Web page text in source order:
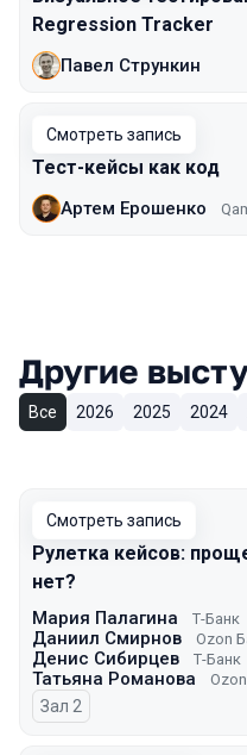
Regression Tracker
Павел Стрункин
Смотреть запись
Тест-кейсы как код
Артем Ерошенко
Другие
Все 2026 2025 2024
Смотреть запись
Рулетка кейсов:
нет?
Мария Палагина Т-Банк
Даниил Смирнов Ozon
Денис Сибирцев Т-Банк
Татьяна Романова
Зал 2